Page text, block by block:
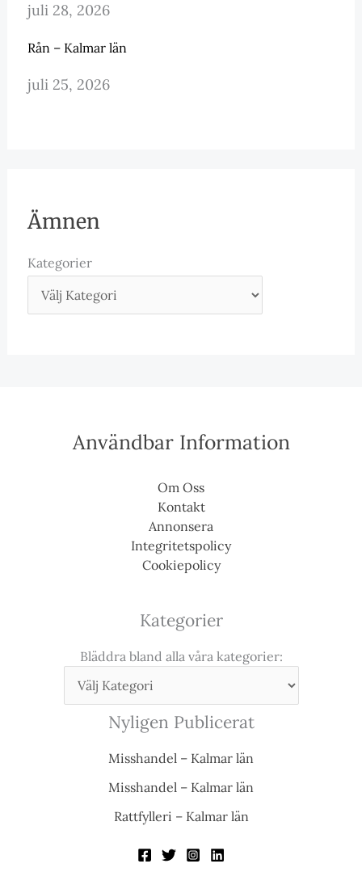
juli 28, 2026
Rån – Kalmar län
juli 25, 2026
Ämnen
Kategorier
Användbar Information
Om Oss
Kontakt
Annonsera
Integritetspolicy
Cookiepolicy
Kategorier
Bläddra bland alla våra kategorier:
Nyligen Publicerat
Misshandel – Kalmar län
Misshandel – Kalmar län
Rattfylleri – Kalmar län